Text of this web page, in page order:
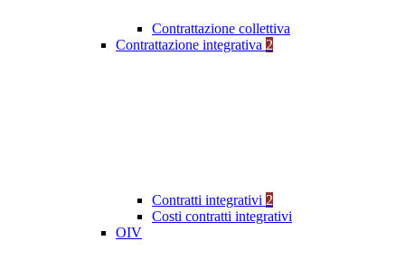
Contrattazione collettiva
Contrattazione integrativa 2
Contratti integrativi 2
Costi contratti integrativi
OIV